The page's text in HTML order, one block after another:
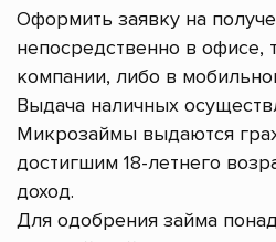
Оформить заявку на
непосредственно в офисе,
компании, либо в
Выдача наличных
Микрозаймы выдаются
достигшим 18-летнего
доход.
Для одобрения займа